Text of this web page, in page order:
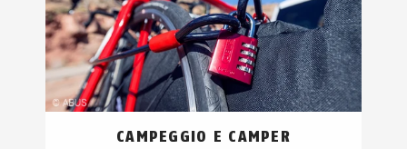
CAMPEGGIO E CAMPER